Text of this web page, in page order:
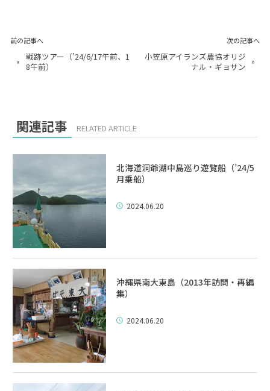
前の記事へ
« 戦跡ツアー（’24/6/17午前、1
8午前）
次の記事へ
小笠原アイランズ農協オリジ
ナル・ギョサン »
関連記事 RELATED ARTICLE
北海道洞爺湖中島巡り遊覧船（’24/5
月乗船）
2024.06.20
沖縄県南大東島（2013年訪問・再編
集）
2024.06.20